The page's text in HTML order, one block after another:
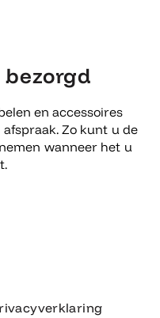
bezorgd
en accessoires
afspraak. Zo kunt u de
wanneer het u